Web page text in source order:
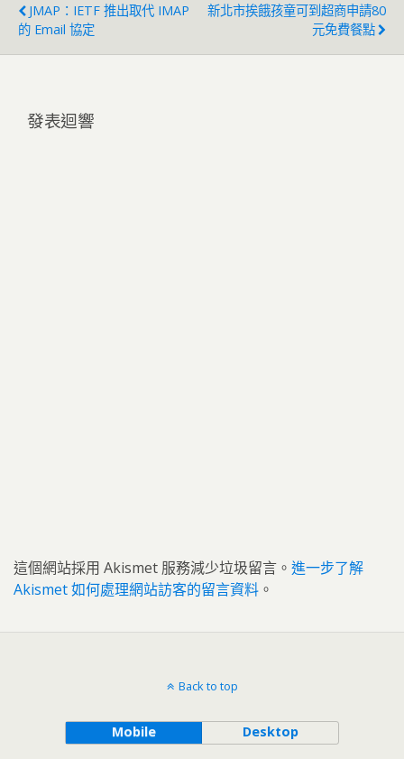
JMAP：IETF 推出取代 IMAP
的 Email 協定
新北市挨餓孩童可到超商申請80
元免費餐點
發表迴響
這個網站採用 Akismet 服務減少垃圾留言。 進一步了解
Akismet 如何處理網站訪客的留言資料 。
Back to top
Mobile Desktop